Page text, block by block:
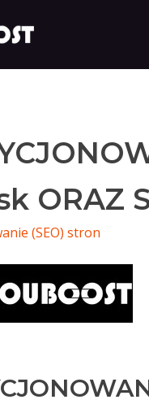
ORAZ
(SEO) stron